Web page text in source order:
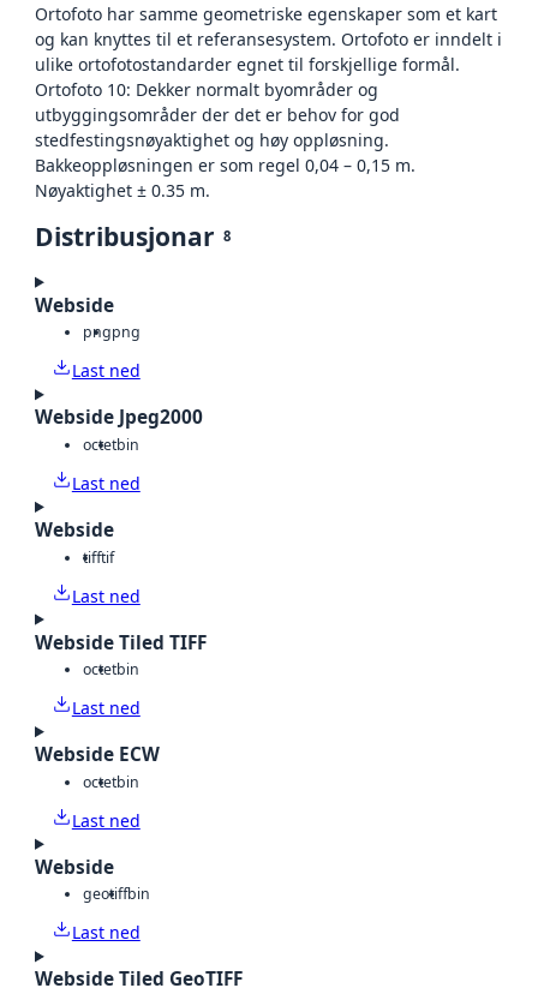
Ortofoto har samme geometriske egenskaper som et kart
og kan knyttes til et referansesystem. Ortofoto er inndelt i
ulike ortofotostandarder egnet til forskjellige formål.
Ortofoto 10: Dekker normalt byområder og
utbyggingsområder der det er behov for god
stedfestingsnøyaktighet og høy oppløsning.
Bakkeoppløsningen er som regel 0,04 – 0,15 m.
Nøyaktighet ± 0.35 m.
Distribusjonar 8
Webside
pngpng
Last ned
Webside Jpeg2000
octetbin
Last ned
Webside
tifftif
Last ned
Webside Tiled TIFF
octetbin
Last ned
Webside ECW
octetbin
Last ned
Webside
geotiffbin
Last ned
Webside Tiled GeoTIFF